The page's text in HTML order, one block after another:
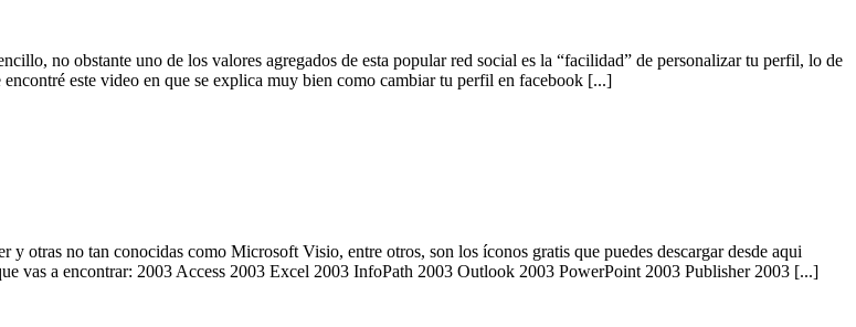
no obstante uno de los valores agregados de esta popular red social es la “facilidad” de personalizar tu perfil, lo de
este video en que se explica muy bien como cambiar tu perfil en facebook [...]
otras no tan conocidas como Microsoft Visio, entre otros, son los íconos gratis que puedes descargar desde aqui
vas a encontrar: 2003 Access 2003 Excel 2003 InfoPath 2003 Outlook 2003 PowerPoint 2003 Publisher 2003 [...]